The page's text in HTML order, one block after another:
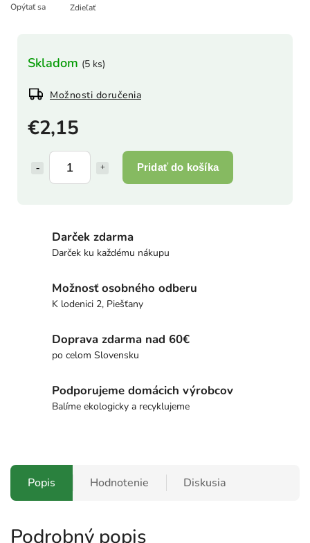
€2,15
Pridať do košíka
Skladom (5 ks)
Možnosti doručenia
Opýtať sa Zdieľať
Darček zdarma
Darček ku každému nákupu
Možnosť osobného odberu
K lodenici 2, Piešťany
Doprava zdarma nad 60€
po celom Slovensku
Podporujeme domácich výrobcov
Balíme ekologicky a recyklujeme
Popis Hodnotenie Diskusia
Podrobný popis